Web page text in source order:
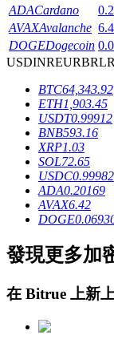
鎖倉BTR
輕鬆獲得多重
借貸寶
借貸數字貨
ADACardano
AVAXAvalanche
DOGEDogecoin
USDINREURBRL
BTC64,343.92
ETH1,903.45
USDT0.99912
BNB593.16
XRP1.03
SOL72.65
USDC0.99982
ADA0.20169
AVAX6.42
DOGE
發現更多加
在 Bitrue 上新